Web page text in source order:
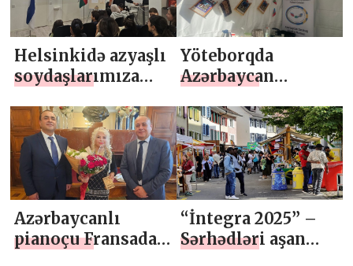
Helsinkidə azyaşlı
soydaşlarımıza
həsr olunan dərs
keçirilib
Yöteborqda
Azərbaycan
maraq
Azərbaycanlı
pianoçu Fransada
“İntegra 2025” –
Sərhədləri aşan